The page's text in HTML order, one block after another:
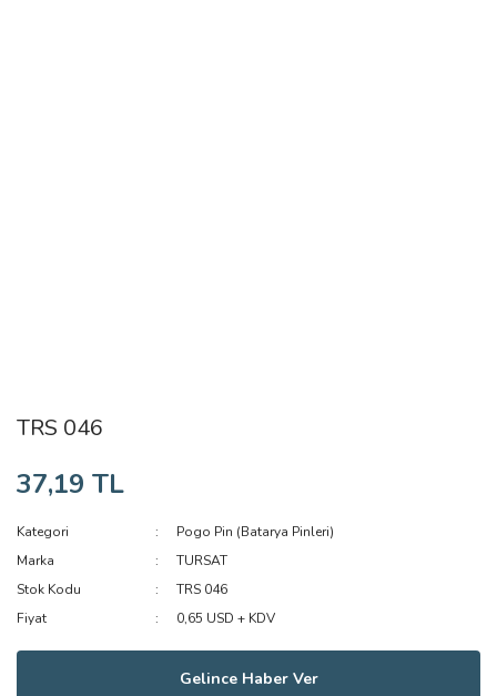
TRS 046
37,19 TL
Kategori
Pogo Pin (Batarya Pinleri)
Marka
TURSAT
Stok Kodu
TRS 046
Fiyat
0,65 USD + KDV
Gelince Haber Ver